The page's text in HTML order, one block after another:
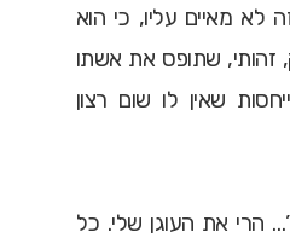
לא מאיים עליו, כי הוא
זהותי, שתופס את אשתו
שאין לו שום רצון
הרי את העוגן שלי. כל